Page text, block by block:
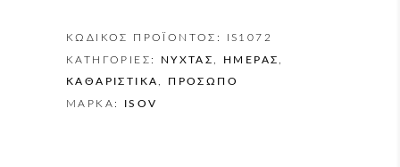
ΚΩΔΙΚΌΣ ΠΡΟΪΌΝΤΟΣ: IS1072
ΚΑΤΗΓΟΡΊΕΣ: NΎΧΤΑΣ ΗΜΈΡΑΣ
ΚΑΘΑΡΙΣΤΙΚΆ
ΠΡΌΣΩΠΟ
ΜΆΡΚΑ: ISOV